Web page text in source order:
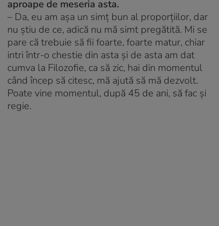
aproape de meseria asta.
– Da, eu am așa un simț bun al proporțiilor, dar
nu știu de ce, adică nu mă simt pregătită. Mi se
pare că trebuie să fii foarte, foarte matur, chiar
intri într-o chestie din asta și de asta am dat
cumva la Filozofie, ca să zic, hai din momentul
când încep să citesc, mă ajută să mă dezvolt.
Poate vine momentul, după 45 de ani, să fac și
regie.